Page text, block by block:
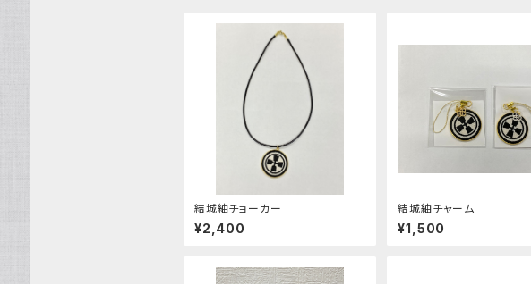
結城紬チョーカー
¥2,400
結城紬チャーム
¥1,500